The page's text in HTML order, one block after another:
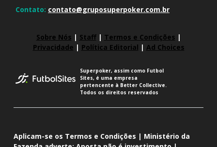
Contato: contato@gruposuperpoker.com.br
Sobre Nós | Staff| Termos e Condições |
Privacidade | Política Editorial | Ad Choices
Superpoker, assim como Futbol
Sites, é uma empresa
pertencente à Better Collective.
Todos os direitos reservados
Aplicam-se os Termos e Condições | Ministério da